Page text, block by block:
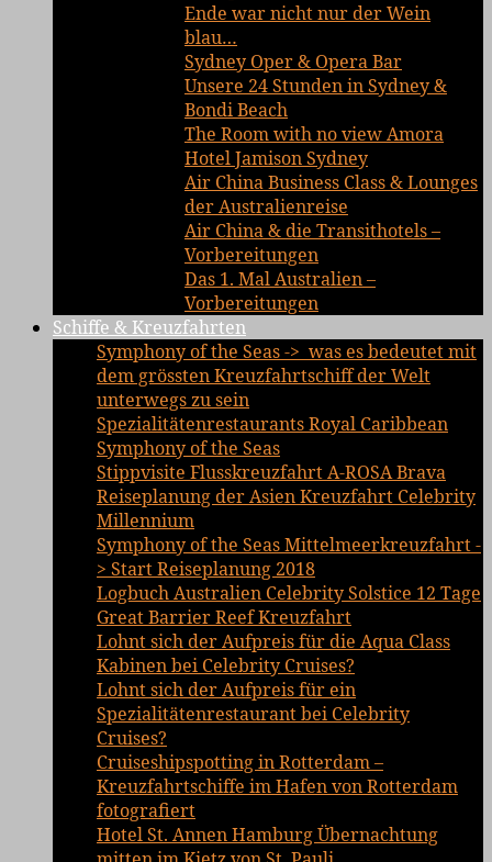
Ende war nicht nur der Wein
blau…
Sydney Oper & Opera Bar
Unsere 24 Stunden in Sydney &
Bondi Beach
The Room with no view Amora
Hotel Jamison Sydney
Air China Business Class & Lounges
der Australienreise
Air China & die Transithotels –
Vorbereitungen
Das 1. Mal Australien –
Vorbereitungen
Schiffe & Kreuzfahrten
Symphony of the Seas -> was es bedeutet mit
dem grössten Kreuzfahrtschiff der Welt
unterwegs zu sein
Spezialitätenrestaurants Royal Caribbean
Symphony of the Seas
Stippvisite Flusskreuzfahrt A-ROSA Brava
Reiseplanung der Asien Kreuzfahrt Celebrity
Millennium
Symphony of the Seas Mittelmeerkreuzfahrt -
> Start Reiseplanung 2018
Logbuch Australien Celebrity Solstice 12 Tage
Great Barrier Reef Kreuzfahrt
Lohnt sich der Aufpreis für die Aqua Class
Kabinen bei Celebrity Cruises?
Lohnt sich der Aufpreis für ein
Spezialitätenrestaurant bei Celebrity
Cruises?
Cruiseshipspotting in Rotterdam –
Kreuzfahrtschiffe im Hafen von Rotterdam
fotografiert
Hotel St. Annen Hamburg Übernachtung